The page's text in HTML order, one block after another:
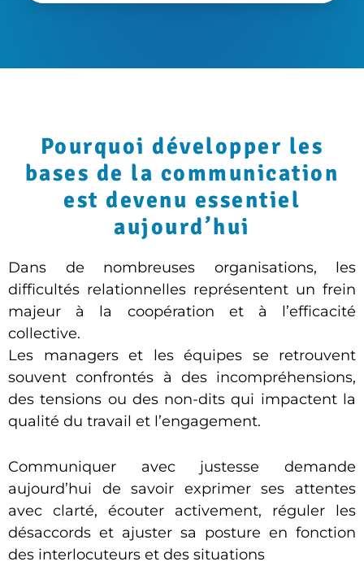
Pourquoi développer les
bases de la communication
est devenu essentiel
aujourd’hui
Dans de nombreuses organisations, les
difficultés relationnelles représentent un frein
majeur à la coopération et à l’efficacité
collective.
Les managers et les équipes se retrouvent
souvent confrontés à des incompréhensions,
des tensions ou des non-dits qui impactent la
qualité du travail et l’engagement.
Communiquer avec justesse demande
aujourd’hui de savoir exprimer ses attentes
avec clarté, écouter activement, réguler les
désaccords et ajuster sa posture en fonction
des interlocuteurs et des situations